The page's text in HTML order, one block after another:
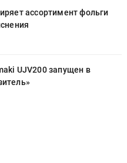
ассортимент фольги
UJV200 запущен в